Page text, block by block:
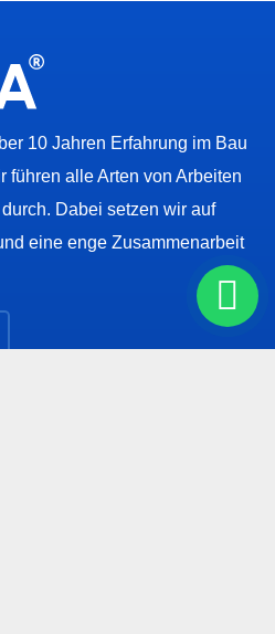
10 Jahren Erfahrung im Bau
führen alle Arten von Arbeiten
Dabei setzen wir auf
eine enge Zusammenarbeit